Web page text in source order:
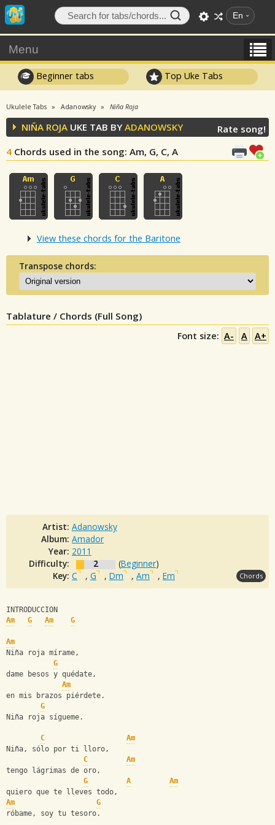
En
Menu
Beginner tabs Top Uke Tabs
Ukulele Tabs Adanowsky Niña Roja
NIÑA ROJA UKE TAB BYADANOWSKY
4 Chords used in the song: Am, G, C, A
Rate song!
View these chords for the Baritone
Transpose chords:
Tablature / Chords (Full Song)
Font size: A- A A+
Artist: Adanowsky
Album: Amador
Year: 2011
Difficulty:
2 (Beginner)
Key: C , G , Dm , Am , Em Chords
INTRODUCCION
Am
G Am G
Am
Niña roja mírame,
G
dame besos y quédate,
Am
en mis brazos piérdete.
G
Niña roja sígueme.
C
Am
Niña, sólo por ti lloro,
C
Am
tengo lágrimas de oro,
G
A
Am
quiero que te lleves todo,
Am
G
róbame, soy tu tesoro.